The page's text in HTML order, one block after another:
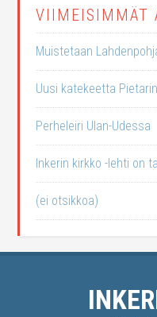
VIIMEISIMMÄT
Muistetaan
Uusi katekeetta
Perheleiri Ulan-Udessa
Inkerin kirkko -lehti on
(ei otsikkoa)